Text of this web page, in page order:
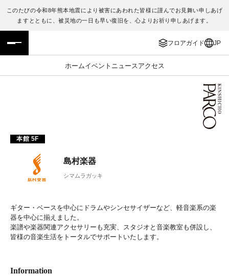
このたびの令和8年熊本地震により被害にあわれた皆様に謹んでお見舞い申しあげ
ますとともに、被災地の一日も早い復旧を、心よりお祈り申しあげます。
フロアガイド JP
ホームイベント ニュース アクセス
フロアガイド
施設案内・アクセス
TAX FREE
JP
ENGLISH
繁体字
日本語
本館 5F
島村楽器
シマムラガッキ
ギター・ベースを中心にドラムやシンセサイザーなど、軽音楽系の楽
器を中心に揃えました。
楽譜や楽器関連アクセサリーも充実、スタジオと音楽教室も併設し、
皆様の音楽生活をトータルでサポートいたします。
Information